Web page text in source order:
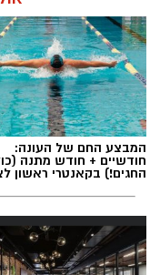
המבצע החם של העונה:
חודשיים + חודש מתנה
החגים!) בקאנטרי ראשון